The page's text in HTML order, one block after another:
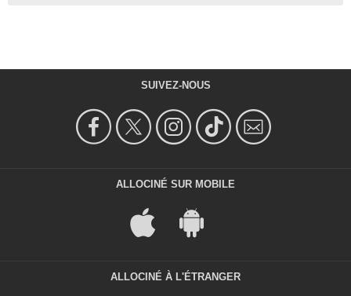
SUIVEZ-NOUS
ALLOCINÉ SUR MOBILE
ALLOCINÉ À L'ÉTRANGER